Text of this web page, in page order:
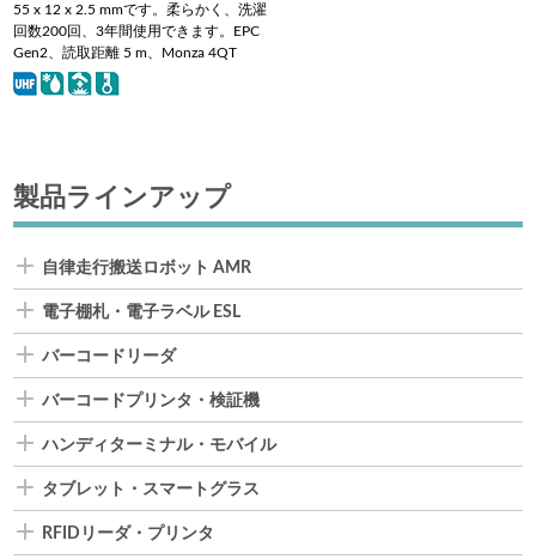
製品ラインアップ
自律走行搬送ロボット AMR
電子棚札・電子ラベル ESL
バーコードリーダ
バーコードプリンタ・検証機
ハンディターミナル・モバイル
タブレット・スマートグラス
RFIDリーダ・プリンタ
55 x 12 x 2.5 mmです。柔らかく、洗濯
回数200回、3年間使用できます。EPC
Gen2、読取距離 5 m、Monza 4QT